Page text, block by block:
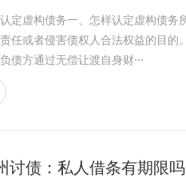
定虚构债务一、怎样认定虚构债务
任或者侵害债权人合法权益的目的
债方通过无偿让渡自身财···
讨债：私人借条有期限吗